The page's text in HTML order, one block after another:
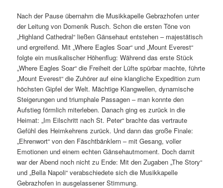
Nach der Pause übernahm die Musikkapelle Gebrazhofen unter
der Leitung von Domenik Rusch. Schon die ersten Töne von
„Highland Cathedral“ ließen Gänsehaut entstehen – majestätisch
und ergreifend. Mit „Where Eagles Soar“ und „Mount Everest“
folgte ein musikalischer Höhenflug: Während das erste Stück
„Where Eagles Soar“ die Freiheit der Lüfte spürbar machte, führte
„Mount Everest“ die Zuhörer auf eine klangliche Expedition zum
höchsten Gipfel der Welt. Mächtige Klangwellen, dynamische
Steigerungen und triumphale Passagen – man konnte den
Aufstieg förmlich miterleben. Danach ging es zurück in die
Heimat: „Im Eilschritt nach St. Peter“ brachte das vertraute
Gefühl des Heimkehrens zurück. Und dann das große Finale:
„Ehrenwort“ von den Fäschtbänklern – mit Gesang, voller
Emotionen und einem echten Gänsehautmoment. Doch damit
war der Abend noch nicht zu Ende: Mit den Zugaben „The Story“
und „Bella Napoli“ verabschiedete sich die Musikkapelle
Gebrazhofen in ausgelassener Stimmung.